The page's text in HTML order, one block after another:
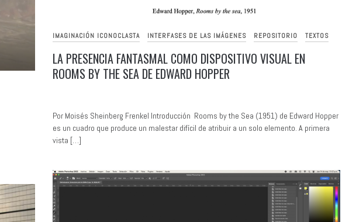
IMAGINACIÓN ICONOCLASTA INTERFASES DE LAS IMÁGENES REPOSITORIO TEXTOS
LA PRESENCIA FANTASMAL COMO DISPOSITIVO VISUAL EN
ROOMS BY THE SEA DE EDWARD HOPPER
Por Moisés Sheinberg Frenkel Introducción Rooms by the Sea (1951) de Edward Hopper
es un cuadro que produce un malestar difícil de atribuir a un solo elemento. A primera
vista […]